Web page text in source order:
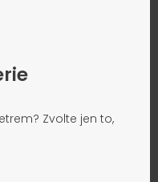
Zvolte jen to,